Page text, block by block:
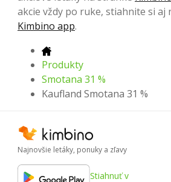
akcie vždy po ruke, stiahnite si aj
Kimbino app.
Produkty
Smotana 31 %
Kaufland Smotana 31 %
Najnovšie letáky, ponuky a zľavy
Stiahnuť v